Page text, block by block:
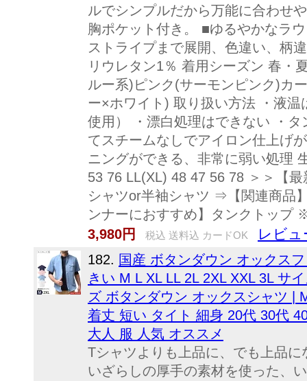
ルでシンプルだから万能に合わせ
胸ポケット付き。 ■ゆるやかなラ
ストライプまで展開、色違い、柄
リウレタン1％ 着用シーズン 春・
ルー系)ピンク(サーモンピンク)カ
ー×ホワイト) 取り扱い方法 ・液
使用） ・漂白処理はできない ・
てスチームなしでアイロン仕上げ
ニングができる、非常に弱い処理
53 76 LL(XL) 48 47 56 78 ＞＞【
シャツor半袖シャツ ⇒【関連商品
ンナーにおすすめ】タンクトップ
3,980円
税込 送料込 カードOK レビュ
182. 国産 ボタンダウン オックス
きい M L XL LL 2L 2XL XXL 3L サ
ズ ボタンダウン オックスシャツ |
着丈 短い タイト 細身 20代 30代
大人 服 人気 オススメ
Tシャツよりも上品に、でも上品
いざらしの厚手の素材を使った、